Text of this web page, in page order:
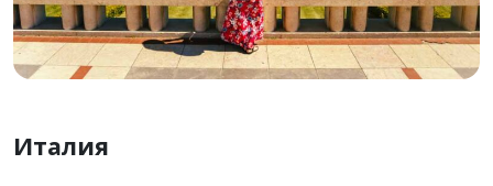
Италия